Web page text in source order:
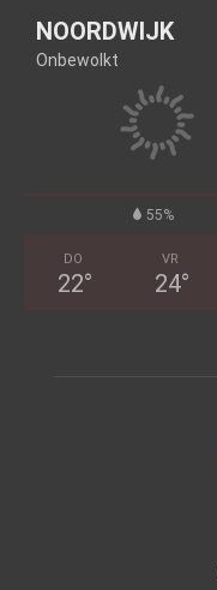
NOORDWIJK
Onbewolkt
55%
DO
22°
VR
24°